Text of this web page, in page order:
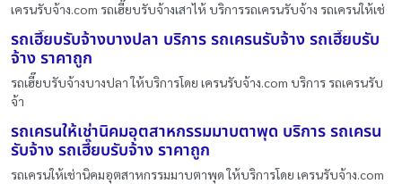
เครนรับจ้าง.com รถเฮี๊ยบรับจ้างเสาไห้ บริการรถเครนรับจ้าง รถเครนให้เช่
รถเฮี๊ยบรับจ้างบางปลา บริการ รถเครนรับจ้าง รถเฮี๊ยบรับ
จ้าง ราคาถูก
รถเฮี๊ยบรับจ้างบางปลา ให้บริการโดย เครนรับจ้าง.com บริการ รถเครนรับ
จ้า
รถเครนให้เช่านิคมอุตสาหกรรมมาบตาพุด บริการ รถเครน
รับจ้าง รถเฮี๊ยบรับจ้าง ราคาถูก
รถเครนให้เช่านิคมอุตสาหกรรมมาบตาพุด ให้บริการโดย เครนรับจ้าง.com